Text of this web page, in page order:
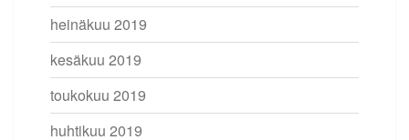
heinäkuu 2019
kesäkuu 2019
toukokuu 2019
huhtikuu 2019